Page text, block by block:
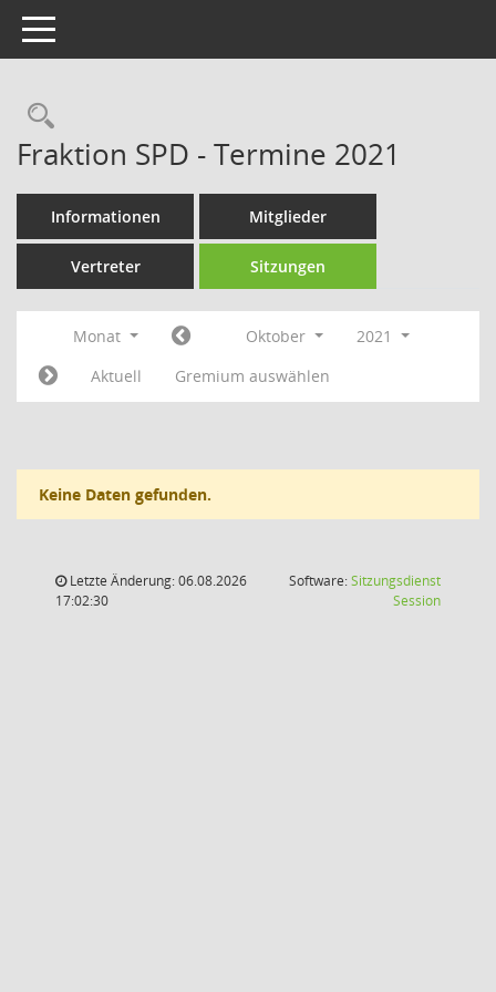
Toggle navigation
Rechercheauswahl
Fraktion SPD - Termine 2021
Informationen Mitglieder
Vertreter Sitzungen
Monat Oktober
2021
Aktuell
Gremium auswählen
Keine Daten gefunden.
Letzte Änderung: 06.08.2026
17:02:30
Software:Sitzungsdienst
Session(Wird in